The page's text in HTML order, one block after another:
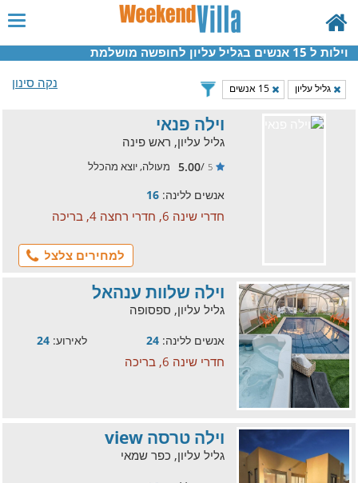
וילות ל 15 אנשים בגליל עליון לחופשה מושלמת
נקה סינון
גליל עליון 15 אנשים
וילה פנאי
גליל עליון, ראש פינה
5
/
5.00 מעולה, יוצא מהכלל
אנשים ללינה: 16
חדרי שינה 6, חדרי רחצה 4, בריכה
למחירים צלצל
וילה שלוות ענהאל
גליל עליון, ספסופה
אנשים ללינה: 24 לאירוע: 24
חדרי שינה 6, בריכה
וילה טרסה view
גליל עליון, כפר שמאי